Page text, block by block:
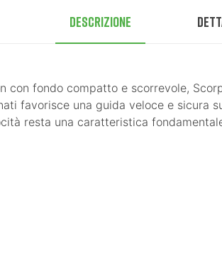
Descrizione
con fondo compatto e scorrevole,
favorisce una guida veloce e sicura
resta una caratteristica